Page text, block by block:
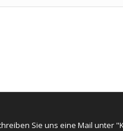
Sie uns eine Mail unter